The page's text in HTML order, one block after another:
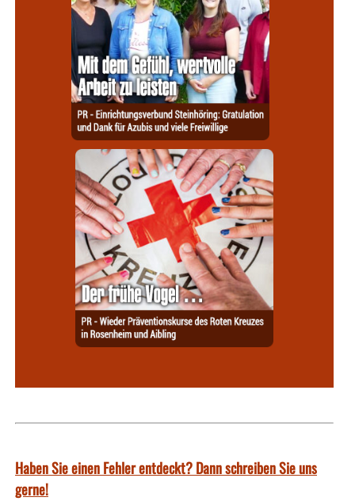
Haben Sie einen Fehler entdeckt? Dann schreiben Sie uns
gerne!